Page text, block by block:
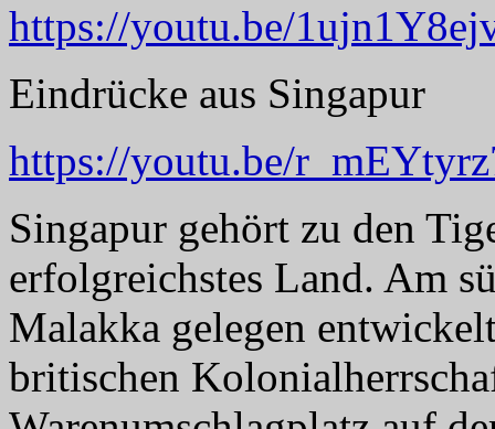
https://youtu.be/
Eindrücke aus Singapur
https://youtu.be/
Singapur gehört zu den
erfolgreichstes Land. Am
Malakka gelegen
britischen